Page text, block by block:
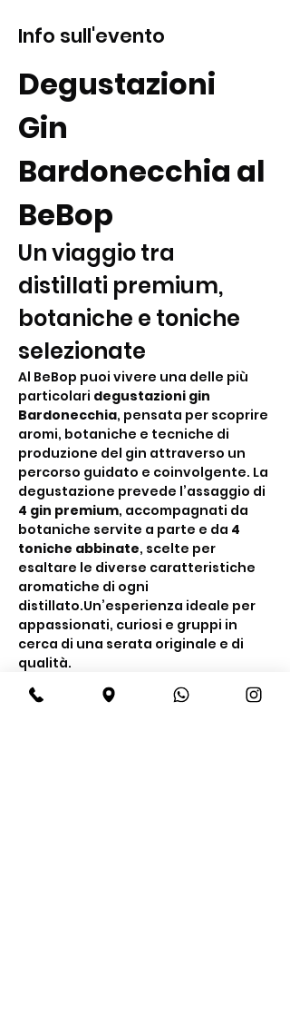
Info sull'evento
Degustazioni
Gin
Bardonecchia al
BeBop
Un viaggio tra
distillati premium,
botaniche e toniche
selezionate
Al BeBop puoi vivere una delle più
particolari degustazioni gin
Bardonecchia, pensata per scoprire
aromi, botaniche e tecniche di
produzione del gin attraverso un
percorso guidato e coinvolgente. La
degustazione prevede l’assaggio di
4 gin premium, accompagnati da
botaniche servite a parte e da 4
toniche abbinate, scelte per
esaltare le diverse caratteristiche
aromatiche di ogni
distillato.Un’esperienza ideale per
appassionati, curiosi e gruppi in
cerca di una serata originale e di
qualità.
Cosa include la